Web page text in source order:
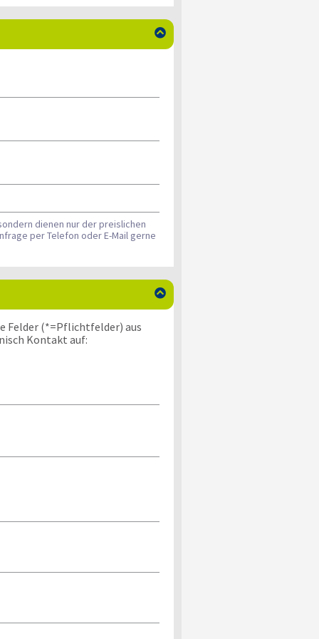

dienen nur der preislichen
per Telefon oder E-Mail gerne

Felder (*=Pflichtfelder) aus
Kontakt auf: